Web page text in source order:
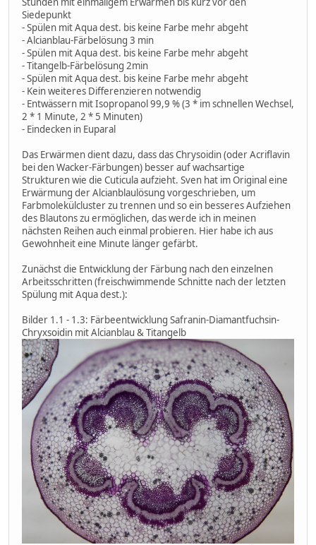
Siedepunkt
- Spülen mit Aqua dest. bis keine Farbe mehr abgeht
- Alcianblau-Färbelösung 3 min
- Spülen mit Aqua dest. bis keine Farbe mehr abgeht
- Titangelb-Färbelösung 2min
- Spülen mit Aqua dest. bis keine Farbe mehr abgeht
- Kein weiteres Differenzieren notwendig
- Entwässern mit Isopropanol 99,9 % (3 * im schnellen Wechsel,
2 * 1 Minute, 2 * 5 Minuten)
- Eindecken in Euparal
Das Erwärmen dient dazu, dass das Chrysoidin (oder Acriflavin
bei den Wacker-Färbungen) besser auf wachsartige
Strukturen wie die Cuticula aufzieht. Sven hat im Original eine
Erwärmung der Alcianblaulösung vorgeschrieben, um
Farbmolekülcluster zu trennen und so ein besseres Aufziehen
des Blautons zu ermöglichen, das werde ich in meinen
nächsten Reihen auch einmal probieren. Hier habe ich aus
Gewohnheit eine Minute länger gefärbt.
Zunächst die Entwicklung der Färbung nach den einzelnen
Arbeitsschritten (freischwimmende Schnitte nach der letzten
Spülung mit Aqua dest.):
Bilder 1.1 - 1.3: Färbeentwicklung Safranin-Diamantfuchsin-
Chryxsoidin mit Alcianblau & Titangelb